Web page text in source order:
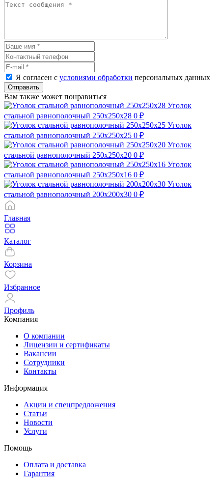
Я согласен с условиями обработки персональных данных
Отправить
Вам также может понравиться
Уголок
стальной равнополочный 250х250х28 0 ₽
Уголок
стальной равнополочный 250х250х25 0 ₽
Уголок
стальной равнополочный 250х250х20 0 ₽
Уголок
стальной равнополочный 250х250х16 0 ₽
Уголок
стальной равнополочный 200х200х30 0 ₽
Главная
Каталог
Корзина
Избранное
Профиль
Компания
О компании
Лицензии и сертификаты
Вакансии
Сотрудники
Контакты
Информация
Акции и спецпредложения
Статьи
Новости
Услуги
Помощь
Оплата и доставка
Гарантия